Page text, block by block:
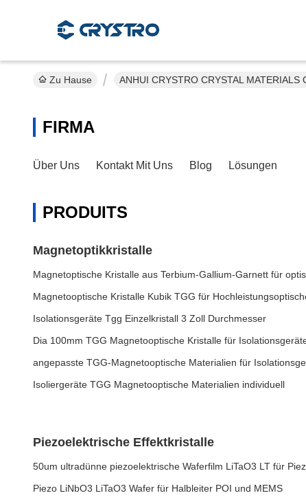
Zu Hause ANHUI CRYSTRO CRYSTAL MATERIALS
FIRMA
Über Uns Kontakt Mit Uns Blog Lösungen
PRODUITS
Magnetoptikkristalle
Magnetoptische Kristalle aus Terbium-Gallium-Garnett für
Magnetooptische Kristalle Kubik TGG für
Isolationsgeräte Tgg Einzelkristall 3 Zoll Durchmesser
Dia 100mm TGG Magnetooptische Kristalle für
angepasste TGG-Magnetooptische Materialien für
Isoliergeräte TGG Magnetooptische Materialien individuell
Piezoelektrische Effektkristalle
50um ultradünne piezoelektrische Waferfilm LiTaO3 LT für
Piezo LiNbO3 LiTaO3 Wafer für Halbleiter POI und MEMS